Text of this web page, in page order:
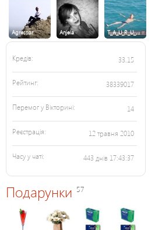
Agressor Anjela T_A_U_R_U_…
Кредів: 33.15
Рейтинг: 38339017
Перемог у Вікторині: 14
Реєстрація: 12 травня 2010
Часу у чаті: 443 днів 17:43:37
Подарунки 57